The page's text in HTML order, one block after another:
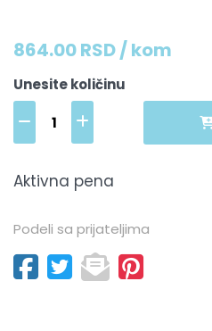
864.00 RSD / kom
Unesite količinu
Aktivna pena
Podeli sa prijateljima